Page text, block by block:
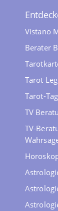
Vistano
Berater
Tarot
Tarot-
TV
TV-